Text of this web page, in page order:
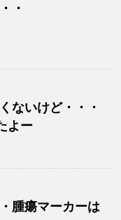
・
ないけど・・・
よー
腫瘍マーカーは